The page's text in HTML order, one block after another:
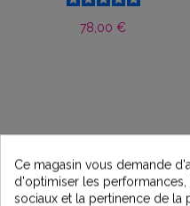
78,00 €
Ce magasin vous demande
d'optimiser les
sociaux et la pertinence de la